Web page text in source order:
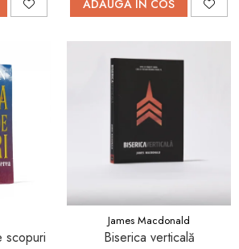
ADAUGA IN COS
scopuri
James Macdonald
Biserica verticală